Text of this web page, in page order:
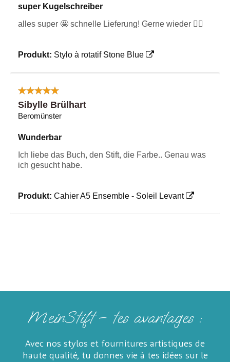
super Kugelschreiber
alles super 🤩 schnelle Lieferung! Gerne wieder 👌🏻
Produkt: Stylo à rotatif Stone Blue
Sibylle Brülhart
Beromünster
Wunderbar
Ich liebe das Buch, den Stift, die Farbe.. Genau was
ich gesucht habe.
Produkt: Cahier A5 Ensemble - Soleil Levant
MeinStift – tes avantages :
Avec nos stylos et fournitures artistiques de
haute qualité, tu donnes vie à tes idées sur le